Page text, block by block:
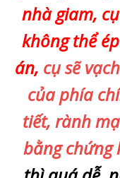
nhà giam,
không thể
án, cụ sẽ
của phía
tiết, rành
bằng chứng